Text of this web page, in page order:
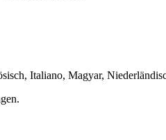
Italiano, Magyar,